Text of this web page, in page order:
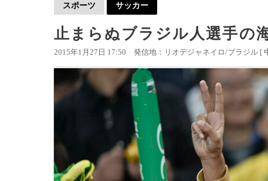
スポーツ サッカー
止まらぬブラジル人選手の
2015年1月27日 17:50 発信地：リオデジャネイロ/ブラジル [